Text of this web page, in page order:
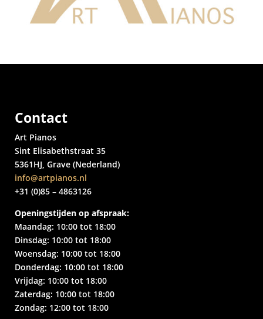
Contact
Art Pianos
Sint Elisabethstraat 35
5361HJ, Grave (Nederland)
info@artpianos.nl
+31 (0)85 – 4863126
Openingstijden op afspraak:
Maandag: 10:00 tot 18:00
Dinsdag: 10:00 tot 18:00
Woensdag: 10:00 tot 18:00
Donderdag: 10:00 tot 18:00
Vrijdag: 10:00 tot 18:00
Zaterdag: 10:00 tot 18:00
Zondag: 12:00 tot 18:00